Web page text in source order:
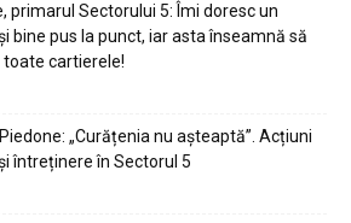
primarul Sectorului 5: Îmi doresc un
bine pus la punct, iar asta înseamnă să
cartierele!
„Curățenia nu așteaptă”. Acțiuni
întreținere în Sectorul 5